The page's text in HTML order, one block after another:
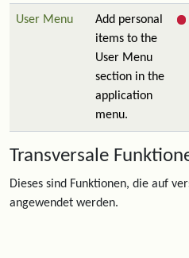
User Menu
Add personal
items to the
User Menu
section in the
application
menu.
Transversale
Dieses sind Funktionen, die auf
angewendet werden.